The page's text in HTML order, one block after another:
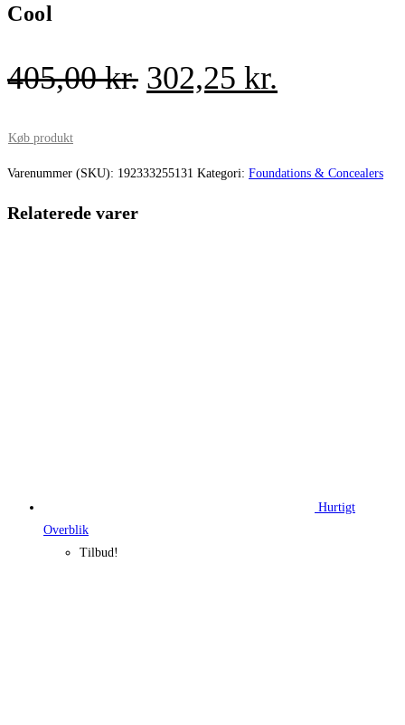
Cool
405,00kr. Den
var:
302,25 kr.
er:
Køb produkt
Varenummer (SKU): 192333255131 Kategori: Foundations & Concealers
Relaterede varer
Hurtigt
Overblik
Tilbud!